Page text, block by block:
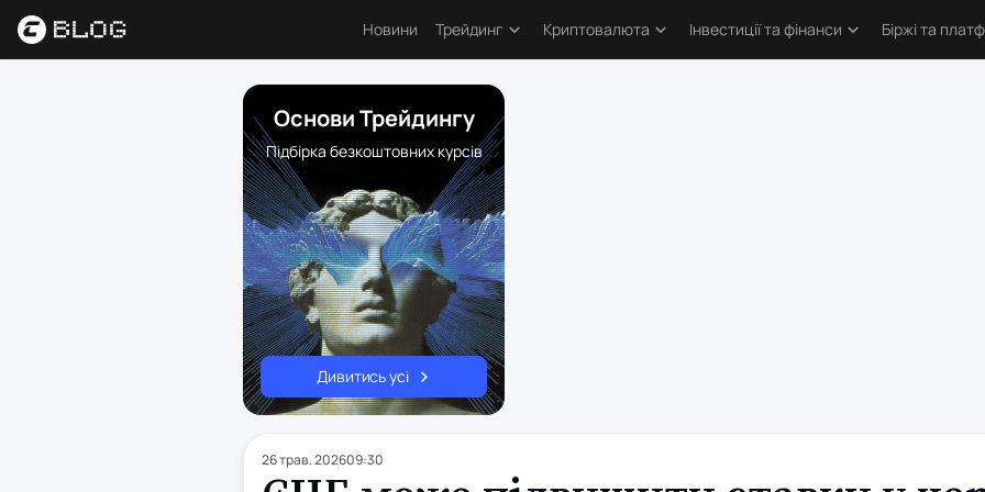
Новини Трейдинг
Аналітика
Основи трейдингу
Психологія трейдинга
Торгові стратегії
Індикатори
Ресурси
Криптовалюта Інвестиції та фінанси Біржі та
Основи Трейдингу
Підбірка безкоштовних курсів
Дивитись усі
26 трав. 202609:30